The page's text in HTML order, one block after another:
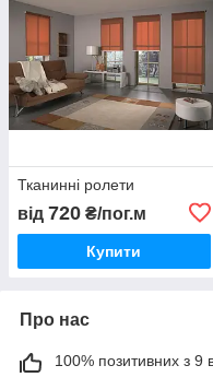
Тканинні ролети
від 720 ₴/пог.м
Купити
Про нас
100% позитивних з 9